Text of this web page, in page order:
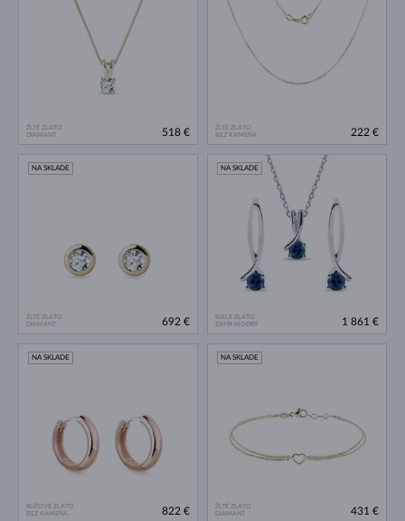
ŽLTÉ ZLATO
DIAMANT
518 €
ŽLTÉ ZLATO
BEZ KAMEŇA
222 €
ŽLTÉ ZLATO
DIAMANT
NA SKLADE
692 €
BIELE ZLATO
ZAFÍR MODRÝ
NA SKLADE
1 861 €
RUŽOVÉ ZLATO
BEZ KAMEŇA
NA SKLADE
822 €
ŽLTÉ ZLATO
DIAMANT
NA SKLADE
431 €